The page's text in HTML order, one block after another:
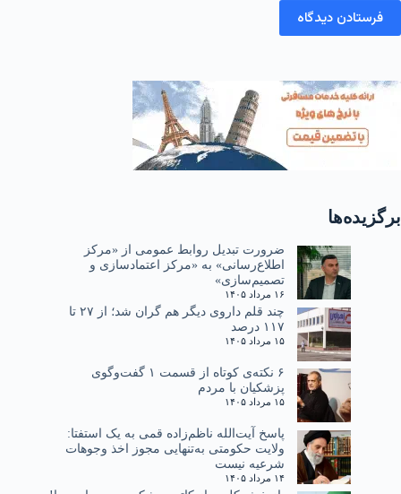
فرستادن دیدگاه
برگزیده‌ها
ضرورت تبدیل روابط عمومی از «مرکز
اطلاع‌رسانی» به «مرکز اعتمادسازی و
تصمیم‌سازی»
۱۶ مرداد ۱۴۰۵
چند قلم داروی دیگر هم گران شد؛ از ۲۷ تا
۱۱۷ درصد
۱۵ مرداد ۱۴۰۵
۶ نکته‌ی کوتاه از قسمت ۱ گفت‌وگوی
پزشکیان با مردم
۱۵ مرداد ۱۴۰۵
پاسخ آیت‌الله ناظم‌زاده قمی به یک استفتا:
ولایت حکومتی به‌تنهایی مجوز اخذ وجوهات
شرعیه نیست
۱۴ مرداد ۱۴۰۵